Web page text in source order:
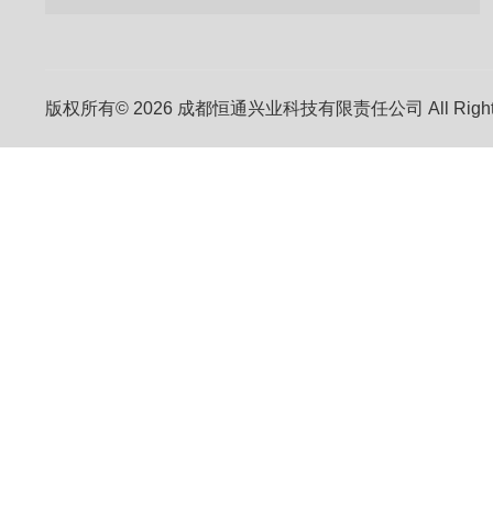
版权所有© 2026 成都恒通兴业科技有限责任公司 All